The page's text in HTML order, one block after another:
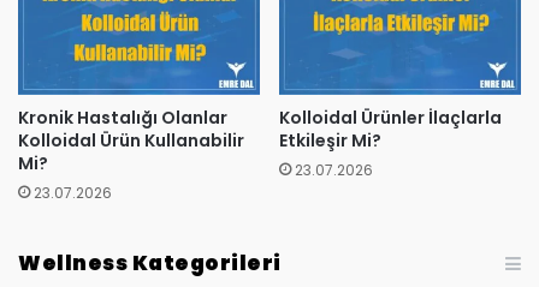
Kronik Hastalığı Olanlar
Kolloidal Ürün Kullanabilir
Mi?
23.07.2026
Kolloidal Ürünler İlaçlarla
Etkileşir Mi?
23.07.2026
Wellness Kategorileri